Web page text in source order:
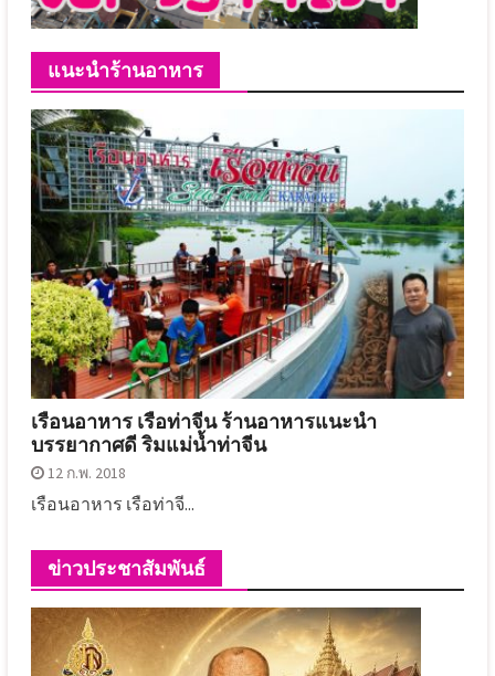
แนะนำร้านอาหาร
เรือนอาหาร เรือท่าจีน ร้านอาหารแนะนำ
บรรยากาศดี ริมแม่น้ำท่าจีน
12 ก.พ. 2018
เรือนอาหาร เรือท่าจี...
ข่าวประชาสัมพันธ์